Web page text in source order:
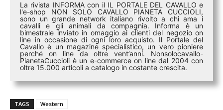
La rivista INFORMA con il IL PORTALE DEL CAVALLO e
l'e-shop NON SOLO CAVALLO PIANETA CUCCIOLI,
sono un grande network italiano rivolto a chi ama i
cavalli e gli animali da compagnia. Informa è un
bimestrale inviato in omaggio ai clienti del negozio on
line in occasione di ogni loro acquisto. Il Portale del
Cavallo è un magazine specialistico, un vero pioniere
perché on line da oltre vent’anni. Nonsolocavallo-
PianetaCuccioli è un e-commerce on line dal 2004 con
oltre 15.000 articoli a catalogo in costante crescita.
TAGS Western